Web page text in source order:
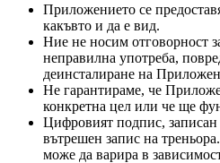
Приложението се
какъвто и да е вид.
Ние не носим отговорност
неправилна употреба,
деинсталиране на
Не гарантираме, че
конкретна цел или че ще
Цифровият подпис,
вътрешен запис на
може да варира в